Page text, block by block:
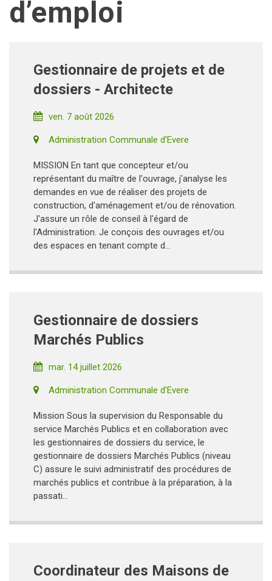
d’emploi
Gestionnaire de projets et de
dossiers - Architecte
ven. 7 août 2026
Administration Communale d'Evere
MISSION En tant que concepteur et/ou
représentant du maître de l'ouvrage, j'analyse les
demandes en vue de réaliser des projets de
construction, d'aménagement et/ou de rénovation.
J'assure un rôle de conseil à l'égard de
l'Administration. Je conçois des ouvrages et/ou
des espaces en tenant compte d...
Gestionnaire de dossiers
Marchés Publics
mar. 14 juillet 2026
Administration Communale d'Evere
Mission Sous la supervision du Responsable du
service Marchés Publics et en collaboration avec
les gestionnaires de dossiers du service, le
gestionnaire de dossiers Marchés Publics (niveau
C) assure le suivi administratif des procédures de
marchés publics et contribue à la préparation, à la
passati...
Coordinateur des Maisons de